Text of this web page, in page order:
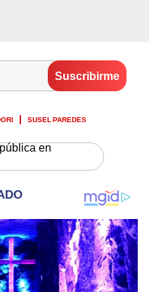
SUSEL PAREDES
en